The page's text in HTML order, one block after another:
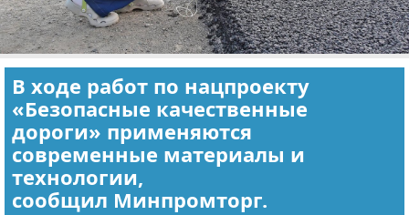
В ходе работ по нацпроекту
«Безопасные качественные
дороги» применяются
современные материалы и
технологии,
сообщил Минпромторг.